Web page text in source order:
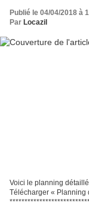
Publié le 04/04/2018 à
Par Locazil
Voici le planning
Télécharger « Planning